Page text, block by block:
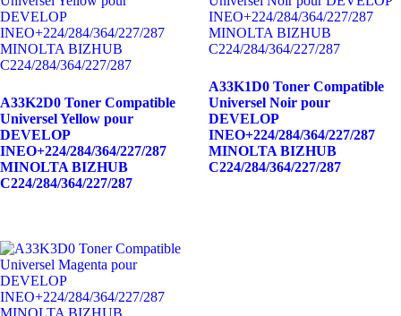
A33K2D0 Toner Compatible
Universel Yellow pour
DEVELOP
INEO+224/284/364/227/287
MINOLTA BIZHUB
C224/284/364/227/287
A33K1D0 Toner Compatible
Universel Noir pour
DEVELOP
INEO+224/284/364/227/287
MINOLTA BIZHUB
C224/284/364/227/287